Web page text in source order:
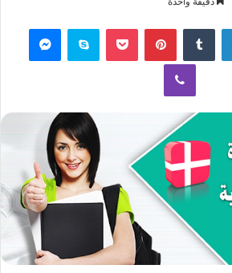
لينكدإن بينتيريست سكايب
ڤايبر